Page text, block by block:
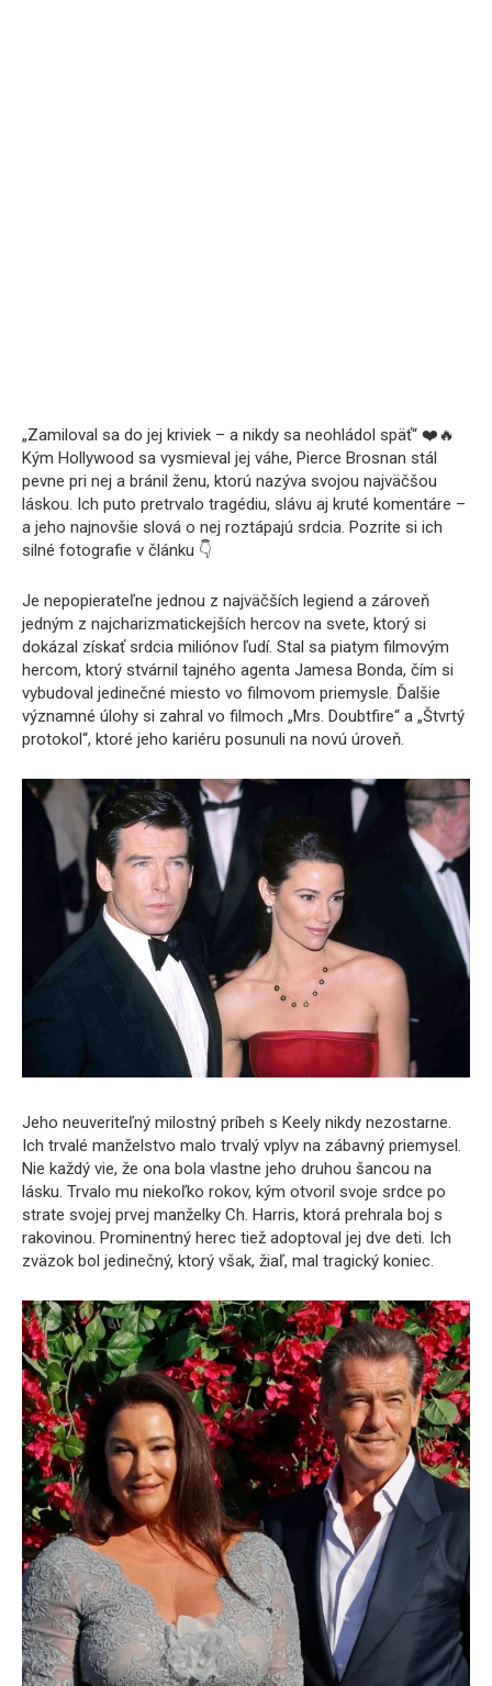
„Zamiloval sa do jej kriviek – a nikdy sa neohládol späť“ ❤️🔥
Kým Hollywood sa vysmieval jej váhe, Pierce Brosnan stál
pevne pri nej a bránil ženu, ktorú nazýva svojou najväčšou
láskou. Ich puto pretrvalo tragédiu, slávu aj kruté komentáre –
a jeho najnovšie slová o nej roztápajú srdcia. Pozrite si ich
silné fotografie v článku 👇
Je nepopierateľne jednou z najväčších legiend a zároveň
jedným z najcharizmatickejších hercov na svete, ktorý si
dokázal získať srdcia miliónov ľudí. Stal sa piatym filmovým
hercom, ktorý stvárnil tajného agenta Jamesa Bonda, čím si
vybudoval jedinečné miesto vo filmovom priemysle. Ďalšie
významné úlohy si zahral vo filmoch „Mrs. Doubtfire“ a „Štvrtý
protokol“, ktoré jeho kariéru posunuli na novú úroveň.
Jeho neuveriteľný milostný príbeh s Keely nikdy nezostarne.
Ich trvalé manželstvo malo trvalý vplyv na zábavný priemysel.
Nie každý vie, že ona bola vlastne jeho druhou šancou na
lásku. Trvalo mu niekoľko rokov, kým otvoril svoje srdce po
strate svojej prvej manželky Ch. Harris, ktorá prehrala boj s
rakovinou. Prominentný herec tiež adoptoval jej dve deti. Ich
zväzok bol jedinečný, ktorý však, žiaľ, mal tragický koniec.